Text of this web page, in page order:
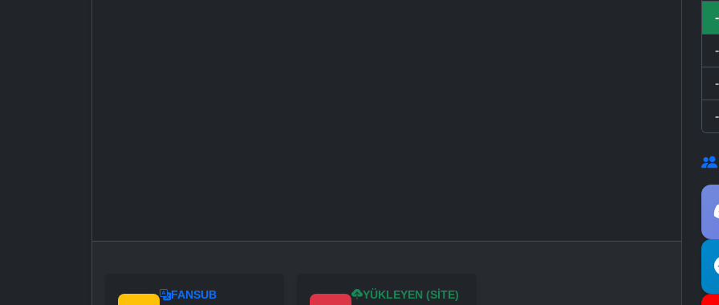
FANSUB YÜKLEYEN (SITE)